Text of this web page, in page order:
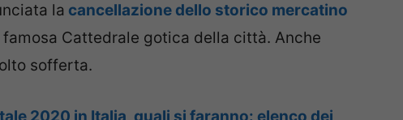
la cancellazione dello storico mercatino
Cattedrale gotica della città. Anche
sofferta.
2020 in Italia, quali si faranno: elenco dei